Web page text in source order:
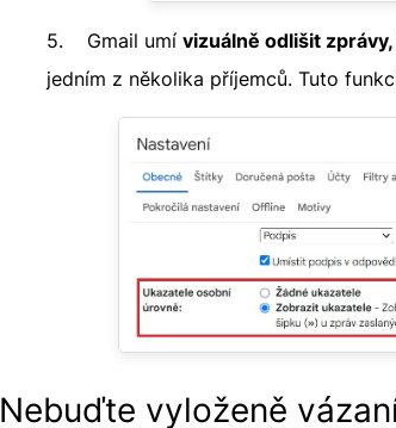
5. Gmail umí vizuálně odlišit
jedním z několika příjemců. Tuto
Nebuďte vyloženě